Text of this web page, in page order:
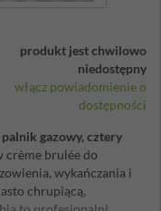
produkt jest chwilowo
niedostępny
włącz powiadomienie o
dostępności
gazowy, cztery
crème brulée do
wykańczania i
chrupiącą,